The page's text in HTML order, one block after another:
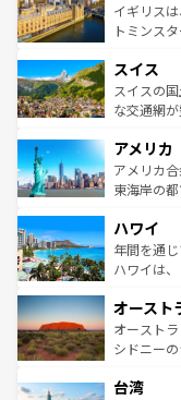
香り高い
らに、パ
れる地方
を参照し
ルリンの
してライ
は、お酒好き
ドイツ情
イギリス
トミンス
リアごと
ティー、
戦など、
ンツ一覧を
スイス
スイスの
な交通網
の建物が
博物館も
ことがで
ば市内交通
着のスイ
アメリカ
アメリカ
東海岸の
のような
ンメント
西部には
部のニュ
文化が魅
しみなが
ならではの贅沢な
ハワイ
年間を通
ハワイは
ワイ島は
島だが、
おすすめ
れるおも
オースト
オースト
シドニー
リアリー
台湾